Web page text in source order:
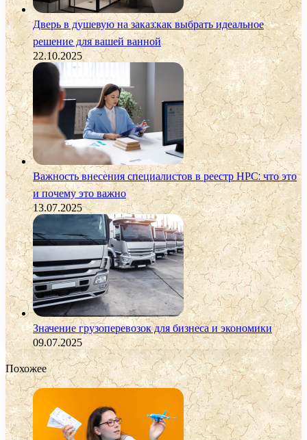
Дверь в душевую на заказ:как выбрать идеальное
решение для вашей ванной
22.10.2025
Важность внесения специалистов в реестр НРС: что это
и почему это важно
13.07.2025
Значение грузоперевозок для бизнеса и экономики
09.07.2025
Похожее